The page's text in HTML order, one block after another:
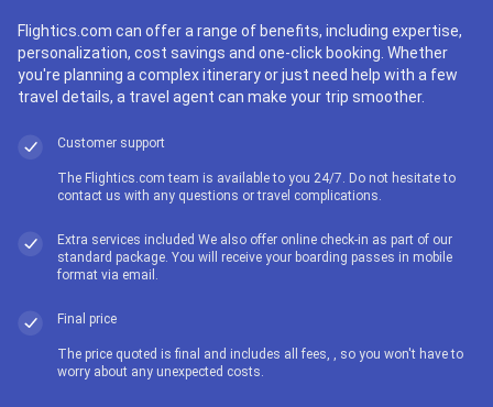
Flightics.com can offer a range of benefits, including expertise,
personalization, cost savings and one-click booking. Whether
you're planning a complex itinerary or just need help with a few
travel details, a travel agent can make your trip smoother.
Customer support
The Flightics.com team is available to you 24/7. Do not hesitate to
contact us with any questions or travel complications.
Extra services included We also offer online check-in as part of our
standard package. You will receive your boarding passes in mobile
format via email.
Final price
The price quoted is final and includes all fees, , so you won't have to
worry about any unexpected costs.